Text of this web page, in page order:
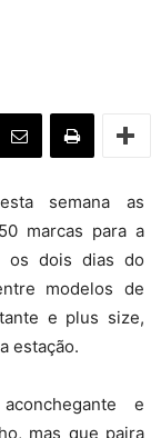
semana as
marcas para a
os dois dias do
modelos de
e plus size,
estação.
e
mas que paira